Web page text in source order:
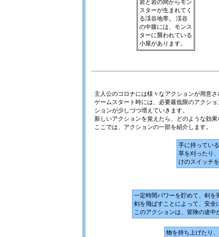
岩と岩の間からモン
スターが生まれてく
る渓谷地帯。 渓谷
の中腹には、モンス
ターに襲われている
小屋があります。
主人公のコロナには様々なアクションが用意
ゲームスタート時には、必要最低限のアクシ
ションが少しづつ増えていきます。
新しいアクションを覚えたら、どのような効
ここでは、アクションの一部を紹介します。
手に持ってい
草を刈ったり
けのスイッチ
一定時間パワーを貯めて、剣を
剣を飛ばすことによって、安全
このアクションは、冒険の途
物を持ち上げたり